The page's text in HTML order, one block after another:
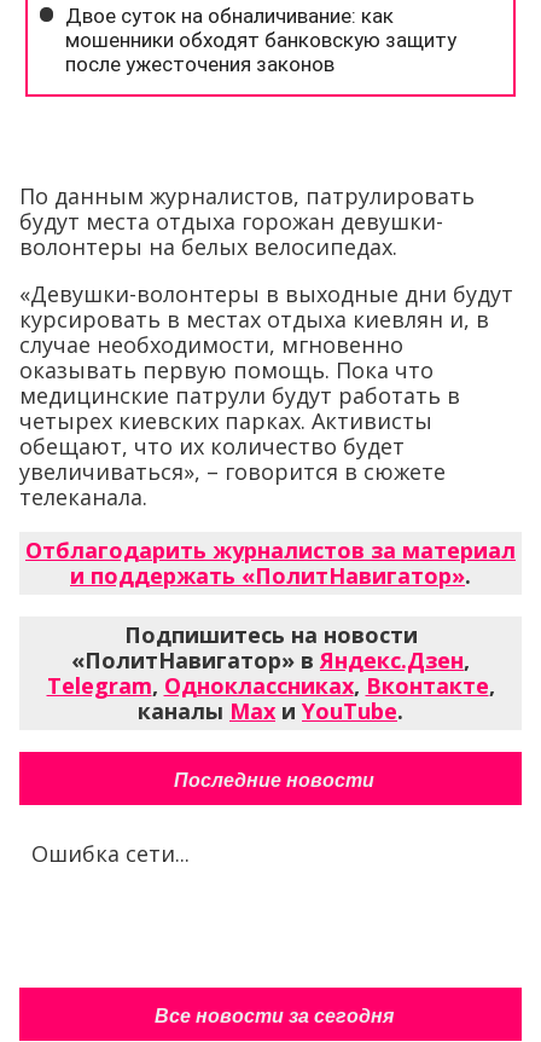
По данным журналистов, патрулировать
будут места отдыха горожан девушки-
волонтеры на белых велосипедах.
«Девушки-волонтеры в выходные дни будут
курсировать в местах отдыха киевлян и, в
случае необходимости, мгновенно
оказывать первую помощь. Пока что
медицинские патрули будут работать в
четырех киевских парках. Активисты
обещают, что их количество будет
увеличиваться», – говорится в сюжете
телеканала.
Отблагодарить журналистов за материал
и поддержать «ПолитНавигатор».
Подпишитесь на новости
«ПолитНавигатор» вЯндекс.Дзен,
Telegram, Одноклассниках, Вконтакте,
каналы Max и YouTube.
Последние новости
Ошибка сети...
Все новости за сегодня